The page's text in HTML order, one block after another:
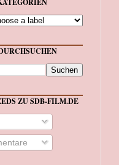
ZU SDB-FILM.DE